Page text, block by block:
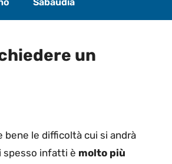
un
bene le difficoltà cui si andrà
spesso infatti è molto più